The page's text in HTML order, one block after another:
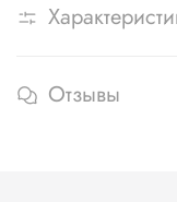
Отзывы